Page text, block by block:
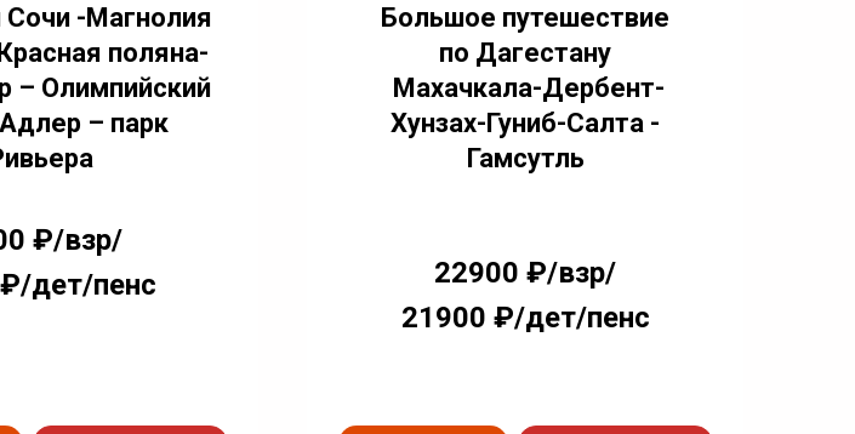
-Магнолия
поляна-
– Олимпийский
– парк
₽/взр/
дет/пенс
Большое путешествие
по Дагестану
Махачкала-Дербент-
Хунзах-Гуниб-Салта -
Гамсутль
22900 ₽/взр/
21900 ₽/дет/пенс